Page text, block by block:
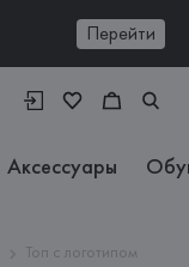
Перейти
Аксессуары
Топ с логотипом